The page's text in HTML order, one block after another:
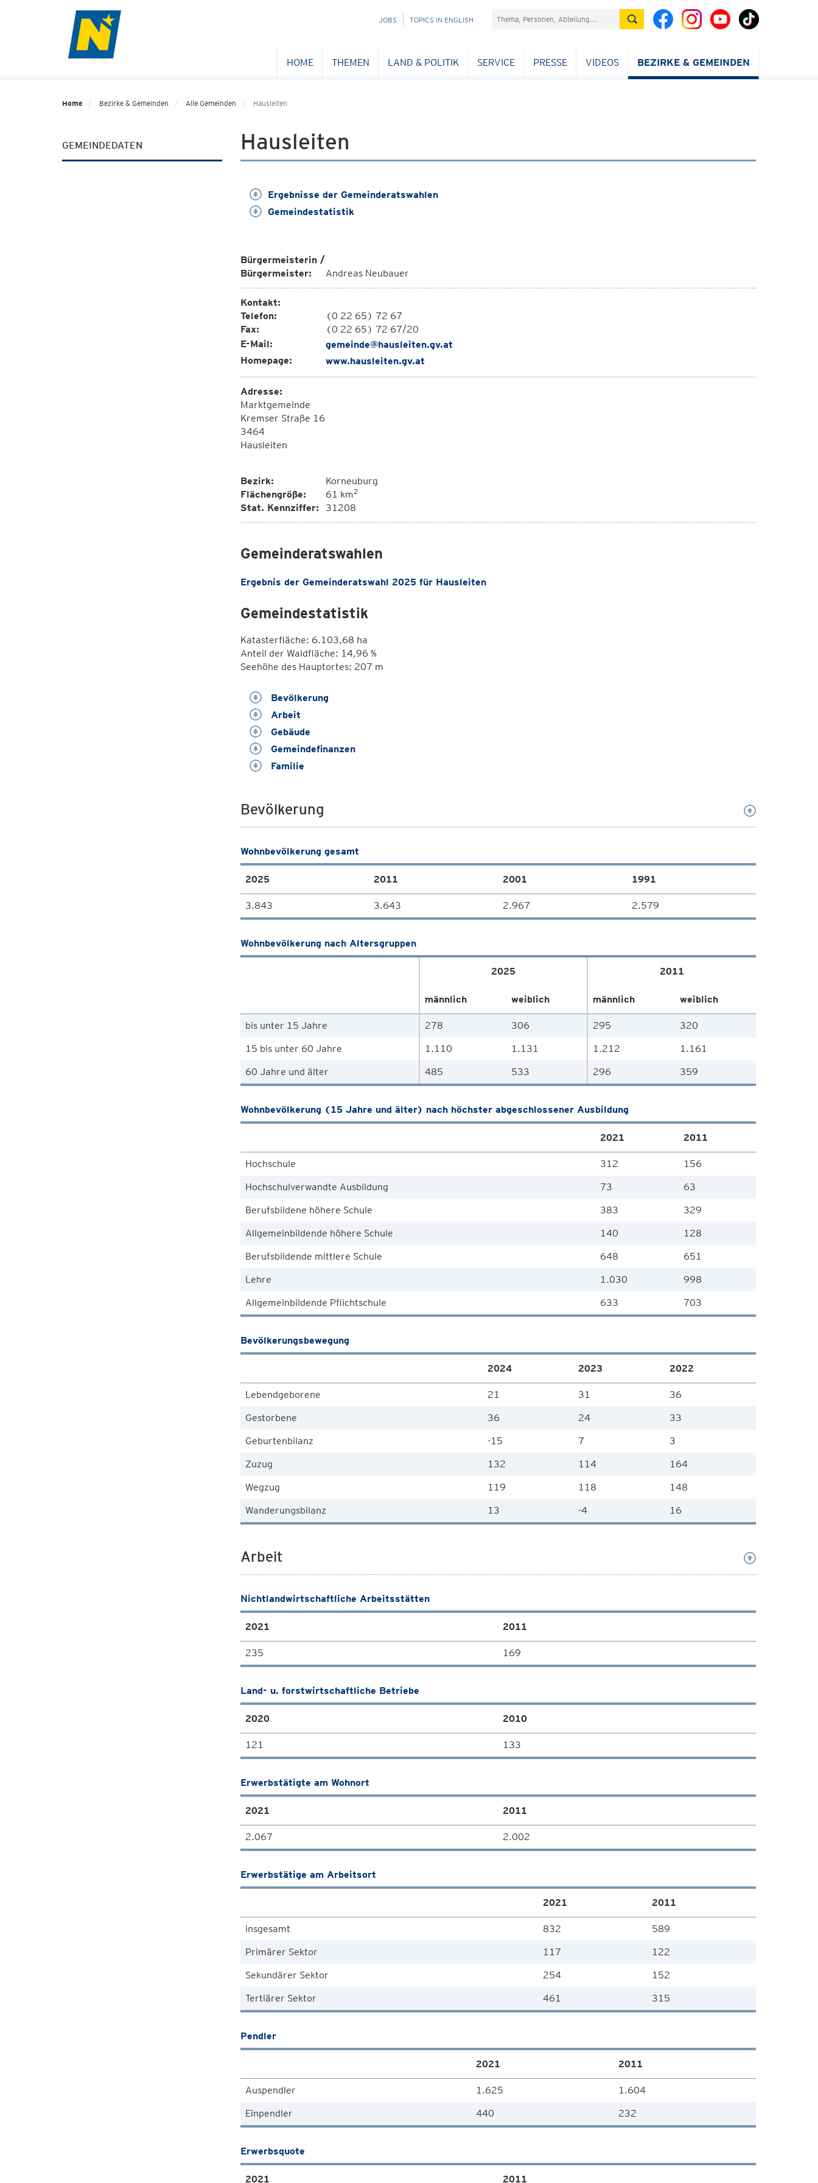
NAVIGATION
JOBS TOPICS IN ENGLISH Suchefeld
HOME THEMEN LAND & POLITIK SERVICE PRESSE VIDEOS BEZIRKE & GEMEINDEN
Home Bezirke & Gemeinden Alle Gemeinden Hausleiten
GEMEINDEDATEN Hausleiten
Ergebnisse der Gemeinderatswahlen
Gemeindestatistik
Bürgermeisterin /
Bürgermeister:
Andreas Neubauer
Kontakt:
Telefon:
(0 22 65) 72 67
Fax:
(0 22 65) 72 67/20
E-Mail:
gemeinde@hausleiten.gv.at
Homepage:
www.hausleiten.gv.at
Adresse:
Marktgemeinde
Kremser Straße 16
3464
Hausleiten
Bezirk:
Korneuburg
Flächengröße:
61 km2
Stat. Kennziffer: 31208
Gemeinderatswahlen
Ergebnis der Gemeinderatswahl 2025 für Hausleiten
Gemeindestatistik
Katasterfläche: 6.103,68 ha
Anteil der Waldfläche: 14,96 %
Seehöhe des Hauptortes: 207 m
Bevölkerung
Arbeit
Gebäude
Gemeindefinanzen
Familie
Bevölkerung
Wohnbevölkerung gesamt
2025 2011 2001 1991
3.843 3.643 2.967 2.579
Wohnbevölkerung nach Altersgruppen
2025 2011
männlich weiblich männlich weiblich
bis unter 15 Jahre 278 306 295
320
15 bis unter 60 Jahre
1.110 1.131 1.212
1.161
60 Jahre und älter
485 533 296 359
Wohnbevölkerung (15 Jahre und älter) nach höchster abgeschlossener Ausbildung
2021 2011
Hochschule 312
156
Hochschulverwandte Ausbildung
73
63
Berufsbildene höhere Schule
383
329
Allgemeinbildende höhere Schule
140
128
Berufsbildende mittlere Schule
648
651
Lehre
1.030
998
Allgemeinbildende Pflichtschule
633 703
Bevölkerungsbewegung
2024 2023 2022
Lebendgeborene 21 31
36
Gestorbene
36 24
33
Geburtenbilanz
-15 7
3
Zuzug
132 114
164
Wegzug
119 118
148
Wanderungsbilanz
13 -4 16
Arbeit
Nichtlandwirtschaftliche Arbeitsstätten
2021 2011
235 169
Land- u. forstwirtschaftliche Betriebe
2020 2010
121 133
Erwerbstätigte am Wohnort
2021 2011
2.067 2.002
Erwerbstätige am Arbeitsort
2021 2011
insgesamt 832
589
Primärer Sektor
117
122
Sekundärer Sektor
254
152
Tertiärer Sektor
461 315
Pendler
2021 2011
Auspendler 1.625
1.604
Einpendler
440 232
Erwerbsquote
2021 2011